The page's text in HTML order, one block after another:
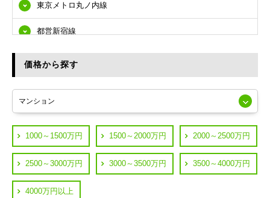
大田区
世田谷区
渋谷区
練馬区
葛飾区
横浜市鶴見区
横浜市神奈川区
川崎市川崎区
東京メトロ丸ノ内線
都営新宿線
都営浅草線
JR中央線
JR中央・総武線
価格から探す
1000～1500万円 1500～2000万円 2000～2500万円
2500～3000万円 3000～3500万円 3500～4000万円
4000万円以上